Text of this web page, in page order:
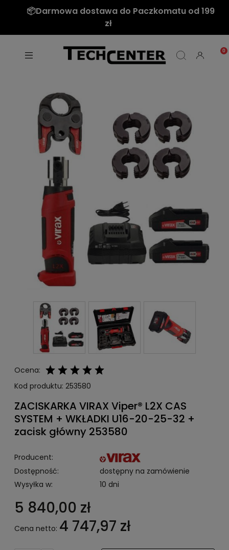
📦Darmowa dostawa do Paczkomatu od 199
zł
Ocena:
Kod produktu: 253580
ZACISKARKA VIRAX Viper® L2X CAS
SYSTEM + WKŁADKI U16-20-25-32 +
zacisk główny 253580
Producent:
Dostępność:
dostępny na zamówienie
Wysyłka w:
10 dni
5 840,00 zł
Cena netto: 4 747,97 zł